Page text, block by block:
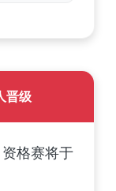
晋级
格赛将于